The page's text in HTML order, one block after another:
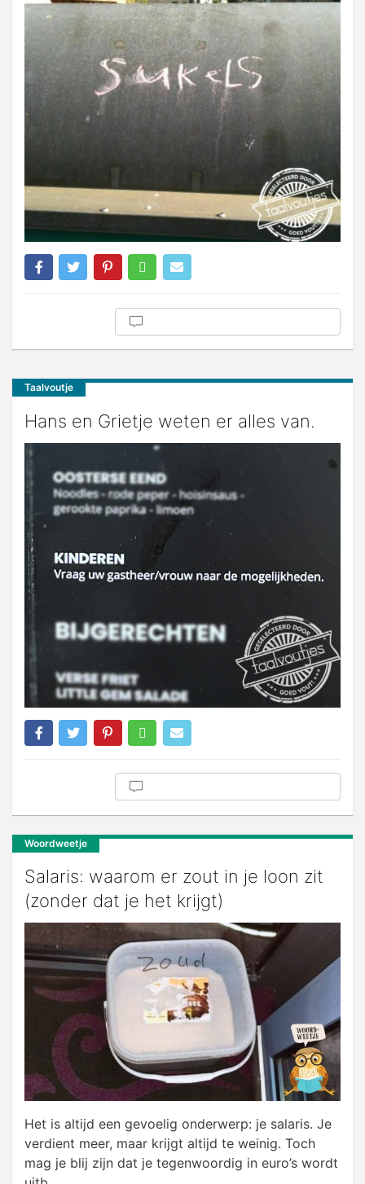
Taalvoutje
Hans en Grietje weten er alles van.
Woordweetje
Salaris: waarom er zout in je loon zit
(zonder dat je het krijgt)
Het is altijd een gevoelig onderwerp: je salaris. Je
verdient meer, maar krijgt altijd te weinig. Toch
mag je blij zijn dat je tegenwoordig in euro’s wordt